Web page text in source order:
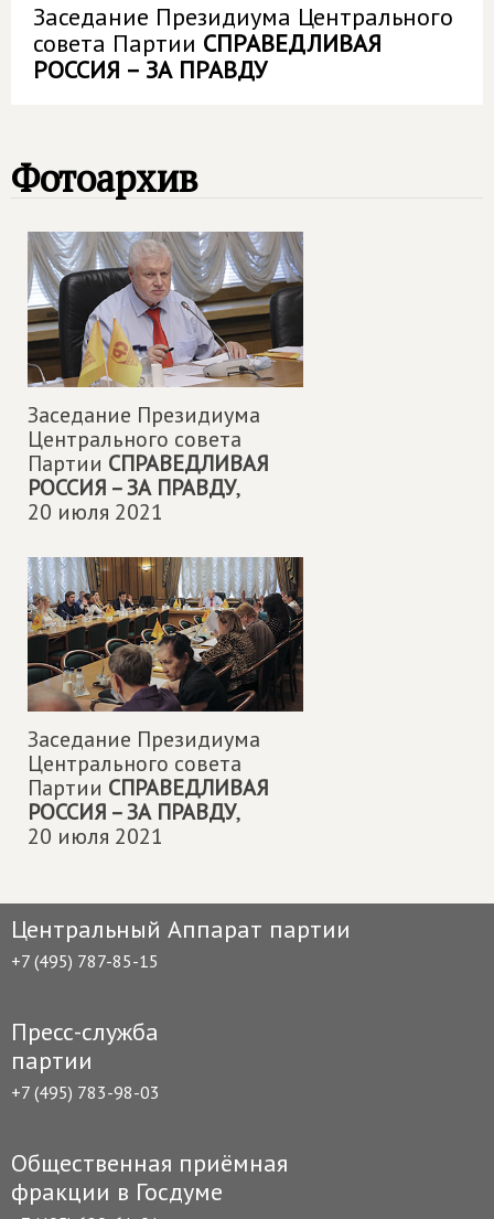
Заседание Президиума Центрального
совета Партии СПРАВЕДЛИВАЯ
РОССИЯ – ЗА ПРАВДУ
Фотоархив
Заседание Президиума
Центрального совета
Партии СПРАВЕДЛИВАЯ
РОССИЯ – ЗА ПРАВДУ,
20 июля 2021
Заседание Президиума
Центрального совета
Партии СПРАВЕДЛИВАЯ
РОССИЯ – ЗА ПРАВДУ,
20 июля 2021
Центральный Аппарат партии
+7 (495) 787-85-15
Пресс-служба
партии
+7 (495) 783-98-03
Общественная приёмная
фракции в Госдуме